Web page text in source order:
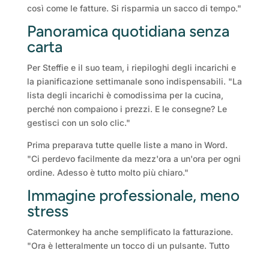
così come le fatture. Si risparmia un sacco di tempo."
Panoramica quotidiana senza
carta
Per Steffie e il suo team, i riepiloghi degli incarichi e
la pianificazione settimanale sono indispensabili. "La
lista degli incarichi è comodissima per la cucina,
perché non compaiono i prezzi. E le consegne? Le
gestisci con un solo clic."
Prima preparava tutte quelle liste a mano in Word.
"Ci perdevo facilmente da mezz'ora a un'ora per ogni
ordine. Adesso è tutto molto più chiaro."
Immagine professionale, meno
stress
Catermonkey ha anche semplificato la fatturazione.
"Ora è letteralmente un tocco di un pulsante. Tutto